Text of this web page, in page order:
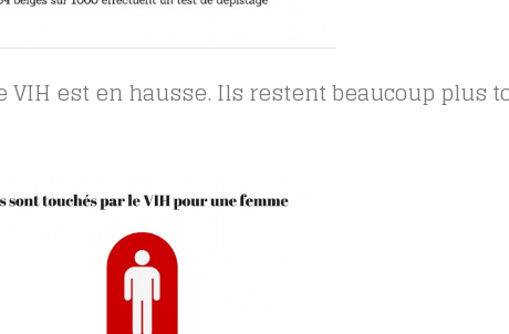
est en hausse. Ils restent beaucoup plus